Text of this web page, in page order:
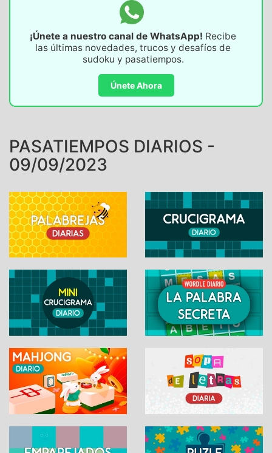
¡Únete a nuestro canal de WhatsApp! Recibe
las últimas novedades, trucos y desafíos de
sudoku y pasatiempos.
Únete Ahora
PASATIEMPOS DIARIOS -
09/09/2023